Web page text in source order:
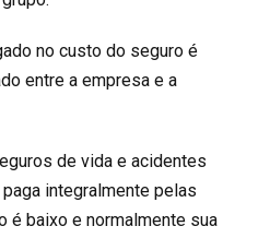
no custo do seguro é
entre a empresa e a
de vida e acidentes
integralmente pelas
é baixo e normalmente sua